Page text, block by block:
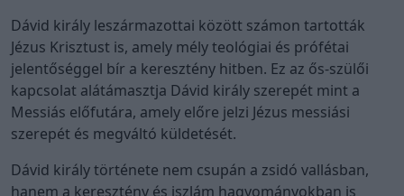
Dávid király leszármazottai között számon tartották
Jézus Krisztust is, amely mély teológiai és prófétai
jelentőséggel bír a keresztény hitben. Ez az ős-szülői
kapcsolat alátámasztja Dávid király szerepét mint a
Messiás előfutára, amely előre jelzi Jézus messiási
szerepét és megváltó küldetését.
Dávid király története nem csupán a zsidó vallásban,
hanem a keresztény és iszlám hagyományokban is